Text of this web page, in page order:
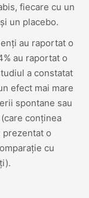
fiecare cu un
un placebo.
au raportat o
au raportat o
a constatat
efect mai mare
spontane sau
conținea
prezentat o
cu